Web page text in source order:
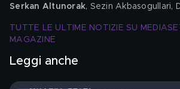
Serkan Altunorak, Sezin Akbasogullari,
TUTTE LE ULTIME NOTIZIE SU
MAGAZINE
Leggi anche